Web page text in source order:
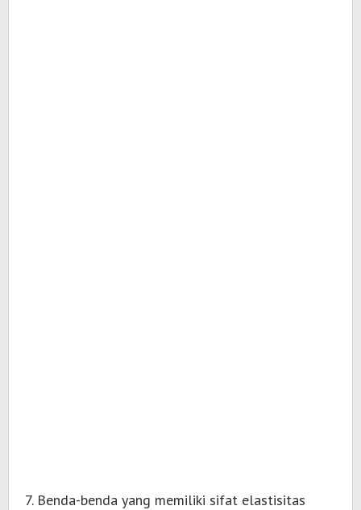
7. Benda-benda yang memiliki sifat elastisitas